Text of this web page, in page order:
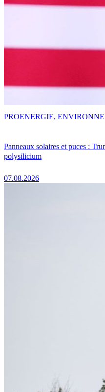
Panneaux solaires et puces :
polysilicium
07.08.2026
PROENERGIE,